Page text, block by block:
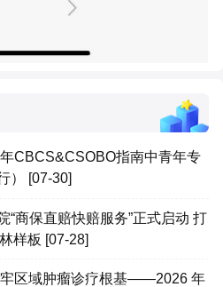
CBCS&CSOBO指南中青年专
） [07-30]
“商保直赔快赔服务”正式启动 打
样板 [07-28]
区域肿瘤诊疗根基——2026 年